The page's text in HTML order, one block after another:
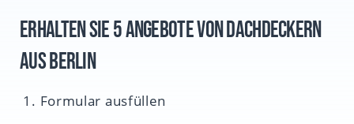
Erhalten Sie 5 Angebote von Dachdeckern
aus Berlin
Formular ausfüllen